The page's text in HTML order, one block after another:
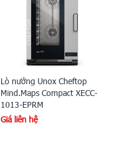
Lò nướng Unox Cheftop
Mind.Maps Compact XECC-
1013-EPRM
Giá liên hệ